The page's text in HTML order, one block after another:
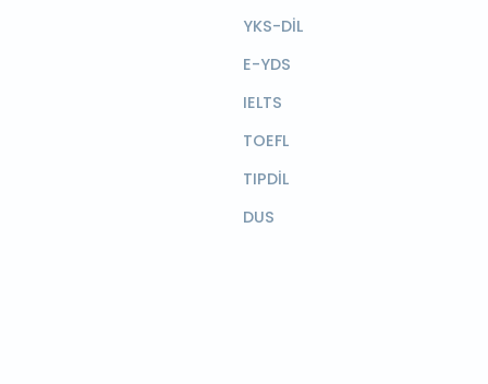
YKS-DİL
E-YDS
IELTS
TOEFL
TIPDİL
DUS